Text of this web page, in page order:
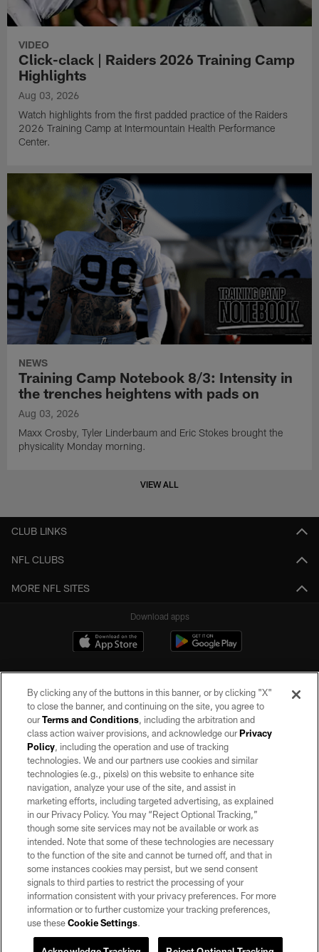
VIDEO
Click-clack | Raiders 2026 Training Camp
Highlights
Aug 03, 2026
Watch highlights from the first padded practice of the Raiders
2026 Training Camp at Intermountain Health Performance
Center.
NEWS
Training Camp Notebook 8/3: Intensity in
the trenches heightens with pads on
Aug 03, 2026
Maxx Crosby, Tyler Linderbaum and Eric Stokes brought the
physicality Monday morning.
VIEW ALL
CLUB LINKS
NFL CLUBS
MORE NFL SITES
Download apps
©2026 by the Las Vegas Raiders. All rights reserved. No portion of this site
may be reproduced without the express written permission of the Las Vegas
Raiders.
PRIVACY POLICY
TERMS OF SERVICE
ACCESSIBILITY
AD CHOICES
YOUR PRIVACY CHOICES
COOKIE SETTINGS
By clicking any of the buttons in this banner, or by clicking "X"
to close the banner, and continuing on the site, you agree to
ourTerms and Conditions, including the arbitration and
class action waiver provisions, and acknowledge ourPrivacy
Policy, including the operation and use of tracking
technologies. We and our partners use cookies and similar
technologies (e.g., pixels) on this website to enhance site
navigation, analyze your use of the site, and assist in
marketing efforts, including targeted advertising, as explained
in our Privacy Policy. You may “Reject Optional Tracking,”
though some site services may not be available or work as
intended. Note that some of these technologies are necessary
to the function of the site and cannot be turned off, and that in
some instances cookies may persist, but we send consent
signals to third parties to restrict the processing of your
information consistent with your privacy preferences. For more
information or to further customize your tracking preferences,
use theseCookie Settings.